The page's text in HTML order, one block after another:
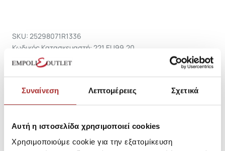
Συναίνεση Λεπτομέρειες Σχετικά
Αυτή η ιστοσελίδα χρησιμοποιεί cookies
Χρησιμοποιούμε cookie για την εξατομίκευση
SKU: 25298071R1336
Κωδικός Κατασκευαστή: 221.EU99.20
Αποστολές Προϊόντων